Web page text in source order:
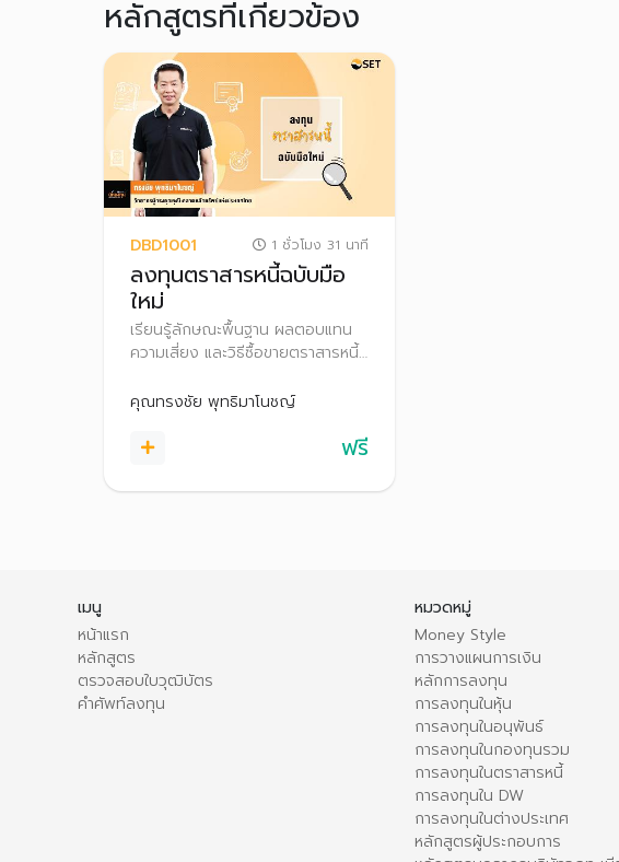
หลักสูตรที่เกี่ยวข้อง
DBD1001 1 ชั่วโมง 31 นาที
ลงทุนตราสารหนี้ฉบับมือ
ใหม่
เรียนรู้ลักษณะพื้นฐาน ผลตอบแทน
ความเสี่ยง และวิธีซื้อขายตราสารหนี้
ตัดสินใจลงทุนได้อย่างเหมาะสม
คุณทรงชัย พุทธิมาโนชญ์
ฟรี
เมนู
หน้าแรก
หลักสูตร
ตรวจสอบใบวุฒิบัตร
คำศัพท์ลงทุน
หมวดหมู่
Money Style
การวางแผนการเงิน
หลักการลงทุน
การลงทุนในหุ้น
การลงทุนในอนุพันธ์
การลงทุนในกองทุนรวม
การลงทุนในตราสารหนี้
การลงทุนใน DW
การลงทุนในต่างประเทศ
หลักสูตรผู้ประกอบการ